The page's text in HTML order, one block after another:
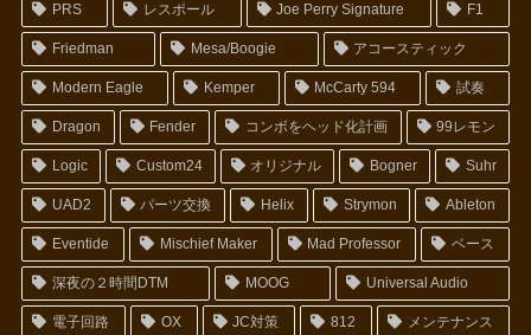
PRS レスポール Joe Perry Signature F1
Friedman Mesa/Boogie アコースティック
Modern Eagle Kemper McCarty 594 試奏
Dragon Fender コンボをヘッド化計画 99レモン
Logic Custom24 オリジナル Bogner Suhr
UAD2 パーツ交換 Helix Strymon Ableton
Eventide Mischief Maker Mad Professor ベース
深夜の２時間DTM MOOG Universal Audio
電子回路 OX JC対策 812 メンテナンス